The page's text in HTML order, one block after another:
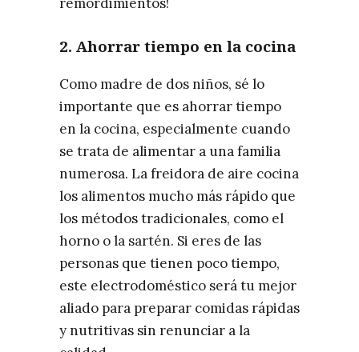
2. Ahorrar tiempo en la cocina
Como madre de dos niños, sé lo
importante que es ahorrar tiempo
en la cocina, especialmente cuando
se trata de alimentar a una familia
numerosa. La freidora de aire cocina
los alimentos mucho más rápido que
los métodos tradicionales, como el
horno o la sartén. Si eres de las
personas que tienen poco tiempo,
este electrodoméstico será tu mejor
aliado para preparar comidas rápidas
y nutritivas sin renunciar a la